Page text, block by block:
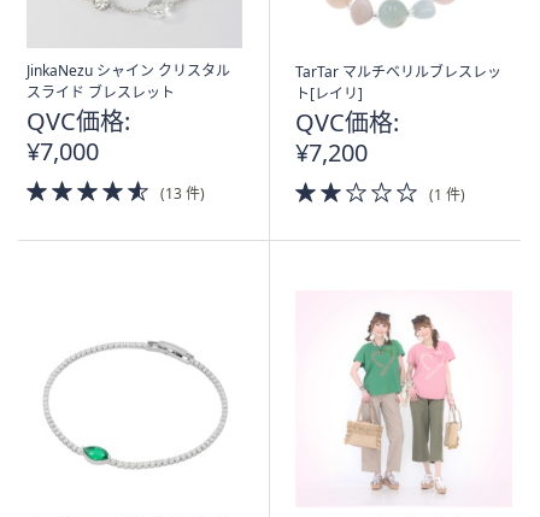
JinkaNezu シャイン クリスタル
スライド ブレスレット
QVC価格:
¥7,000
4.5
of
(13 件)
TarTar マルチベリルブレスレッ
ト[レイリ]
QVC価格:
¥7,200
2.0
of
(1 件)